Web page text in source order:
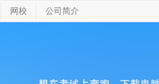
网校 公司简介